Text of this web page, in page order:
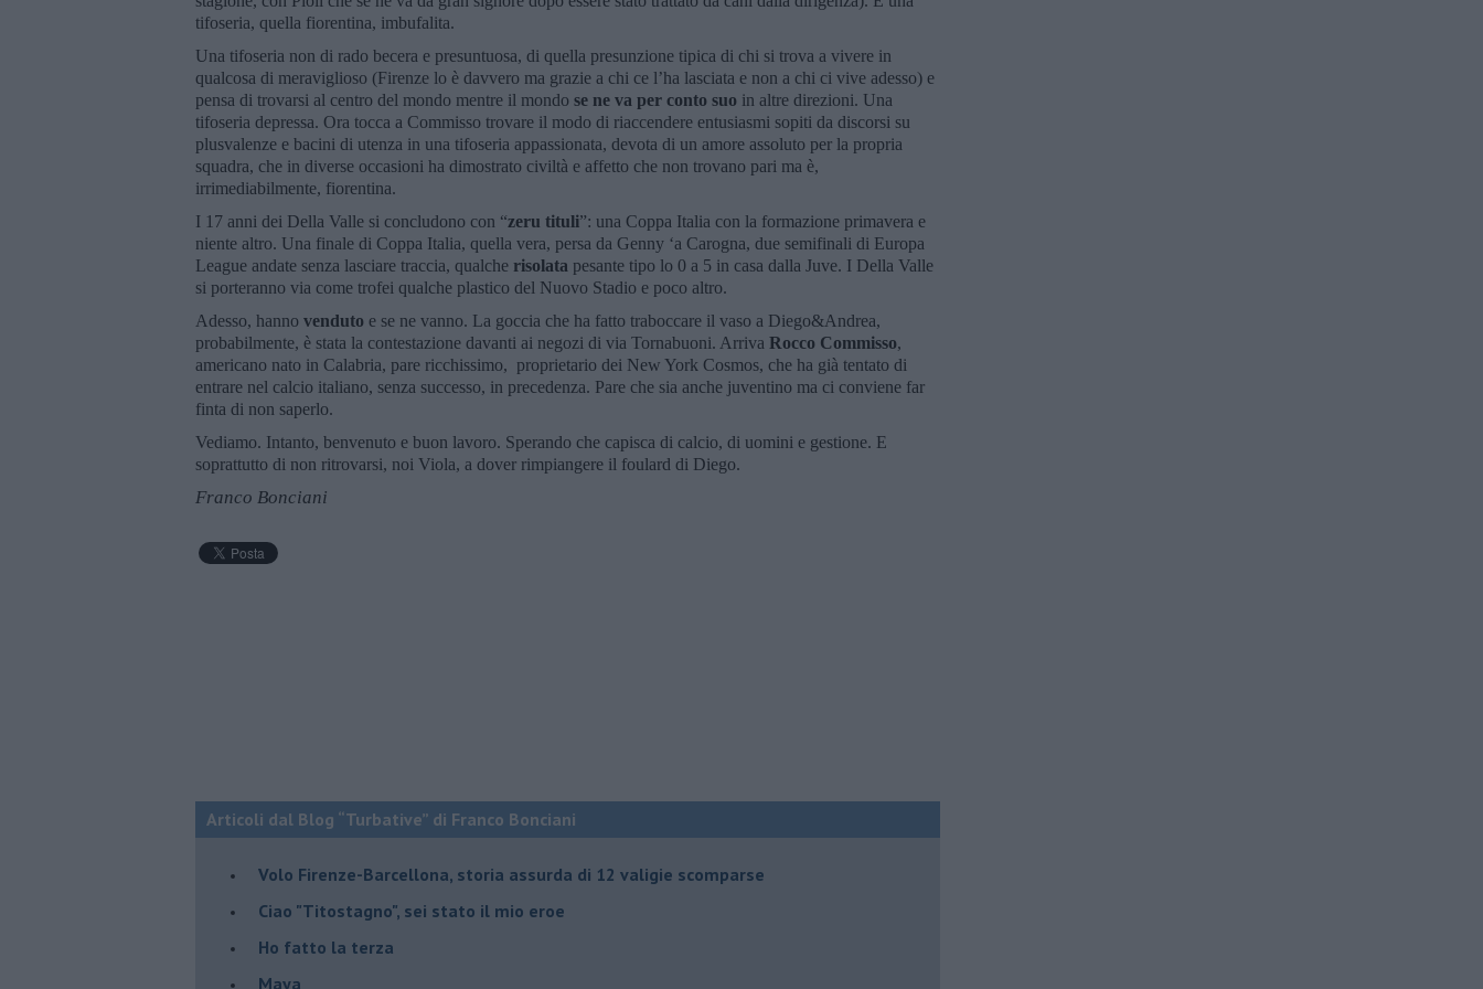
tifoseria, quella fiorentina, imbufalita.
Una tifoseria non di rado becera e presuntuosa, di quella presunzione tipica di chi si trova a vivere in
qualcosa di meraviglioso (Firenze lo è davvero ma grazie a chi ce l’ha lasciata e non a chi ci vive adesso) e
pensa di trovarsi al centro del mondo mentre il mondo se ne va per conto suo in altre direzioni. Una
tifoseria depressa. Ora tocca a Commisso trovare il modo di riaccendere entusiasmi sopiti da discorsi su
plusvalenze e bacini di utenza in una tifoseria appassionata, devota di un amore assoluto per la propria
squadra, che in diverse occasioni ha dimostrato civiltà e affetto che non trovano pari ma è,
irrimediabilmente, fiorentina.
I 17 anni dei Della Valle si concludono con “zeru tituli”: una Coppa Italia con la formazione primavera e
niente altro. Una finale di Coppa Italia, quella vera, persa da Genny ‘a Carogna, due semifinali di Europa
League andate senza lasciare traccia, qualche risolata pesante tipo lo 0 a 5 in casa dalla Juve. I Della Valle
si porteranno via come trofei qualche plastico del Nuovo Stadio e poco altro.
Adesso, hanno venduto e se ne vanno. La goccia che ha fatto traboccare il vaso a Diego&Andrea,
probabilmente, è stata la contestazione davanti ai negozi di via Tornabuoni. Arriva Rocco Commisso,
americano nato in Calabria, pare ricchissimo, proprietario dei New York Cosmos, che ha già tentato di
entrare nel calcio italiano, senza successo, in precedenza. Pare che sia anche juventino ma ci conviene far
finta di non saperlo.
Vediamo. Intanto, benvenuto e buon lavoro. Sperando che capisca di calcio, di uomini e gestione. E
soprattutto di non ritrovarsi, noi Viola, a dover rimpiangere il foulard di Diego.
Franco Bonciani
Articoli dal Blog “Turbative” di Franco Bonciani
Volo Firenze-Barcellona, storia assurda di 12 valigie scomparse
Ciao "Titostagno", sei stato il mio eroe
Ho fatto la terza
Maya